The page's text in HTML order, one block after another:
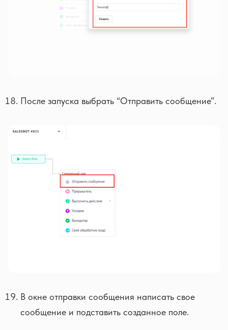
После запуска выбрать “Отправить сообщение”.
В окне отправки сообщения написать свое
сообщение и подставить созданное поле.